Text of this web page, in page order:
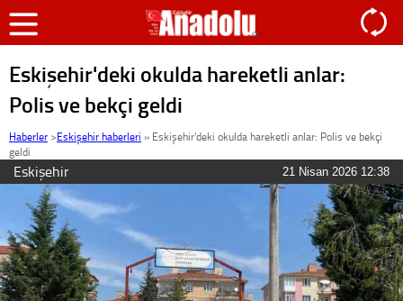
Eskişehir'deki okulda hareketli anlar:
Polis ve bekçi geldi
Haberler >Eskişehir haberleri » Eskişehir'deki okulda hareketli anlar: Polis ve bekçi
geldi
Eskişehir 21 Nisan 2026 12:38